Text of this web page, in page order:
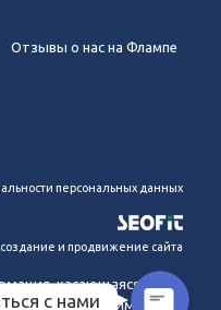
Отзывы о нас на Флампе
персональных данных
создание и продвижение сайта
касающаяся
на складе, стоимости
с нами